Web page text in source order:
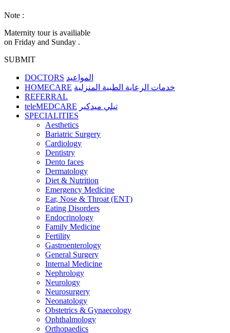
Note :
Maternity tour is availiable
on Friday and Sunday .
SUBMIT
DOCTORS المواعيد
HOMECARE خدمات الرعاية الطبية المنزلية
REFERRAL
teleMEDCARE تيلي ميدكير
SPECIALITIES
Aesthetics
Bariatric Surgery
Cardiology
Dentistry
Dento faces
Dermatology
Diet & Nutrition
Emergency Medicine
Ear, Nose & Throat (ENT)
Eating Disorders
Endocrinology
Family Medicine
Fertility
Gastroenterology
General Surgery
Internal Medicine
Nephrology
Neurology
Neurosurgery
Neonatology
Obstetrics & Gynaecology
Ophthalmology
Orthopaedics